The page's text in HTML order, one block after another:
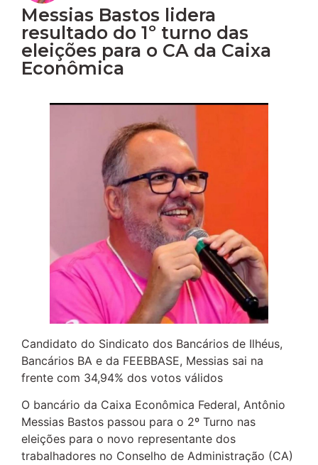
Messias Bastos lidera
resultado do 1º turno das
eleições para o CA da Caixa
Econômica
Candidato do Sindicato dos Bancários de Ilhéus,
Bancários BA e da FEEBBASE, Messias sai na
frente com 34,94% dos votos válidos
O bancário da Caixa Econômica Federal, Antônio
Messias Bastos passou para o 2º Turno nas
eleições para o novo representante dos
trabalhadores no Conselho de Administração (CA)